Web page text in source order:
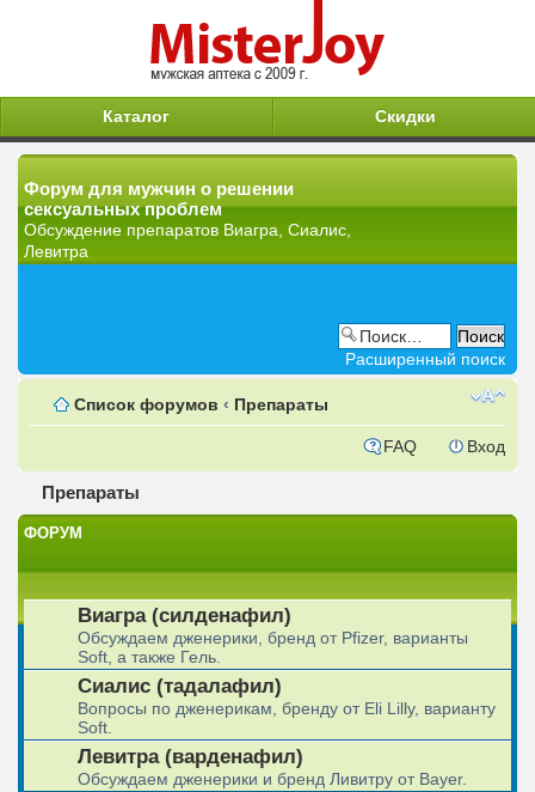
Каталог Скидки
Форум для мужчин о решении
сексуальных проблем
Обсуждение препаратов Виагра, Сиалис,
Левитра
Расширенный поиск
Список форумов ‹ Препараты
FAQ Вход
Препараты
ФОРУМ
Виагра (силденафил)
Обсуждаем дженерики, бренд от Pfizer, варианты
Soft, а также Гель.
Сиалис (тадалафил)
Вопросы по дженерикам, бренду от Eli Lilly, варианту
Soft.
Левитра (варденафил)
Обсуждаем дженерики и бренд Ливитру от Bayer.